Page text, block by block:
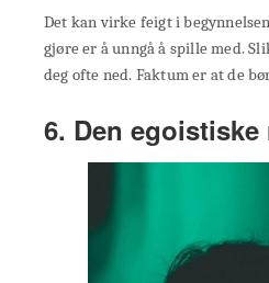
Det kan virke feigt i
gjøre er å unngå å spille med.
deg ofte ned. Faktum er at de
6. Den